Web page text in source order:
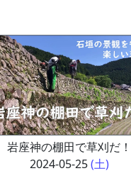
岩座神の棚田で草刈だ！
2024-05-25(土)